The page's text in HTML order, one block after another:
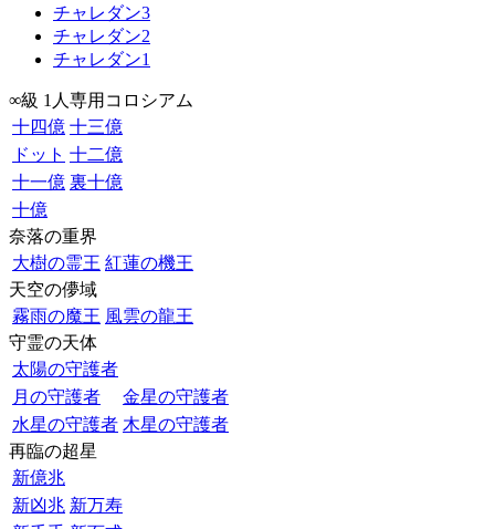
チャレダン3
チャレダン2
チャレダン1
∞級 1人専用コロシアム
十四億 十三億
ドット 十二億
十一億 裏十億
十億
奈落の重界
大樹の霊王 紅蓮の機王
天空の儚域
霧雨の魔王 風雲の龍王
守霊の天体
太陽の守護者
月の守護者
金星の守護者
水星の守護者 木星の守護者
再臨の超星
新億兆
新凶兆 新万寿